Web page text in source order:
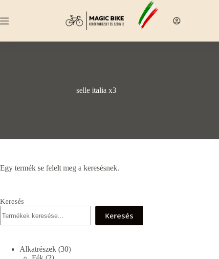
content
selle italia x3
Egy termék se felelt meg a keresésnek.
Keresés
Keresés
Alkatrészek 3030